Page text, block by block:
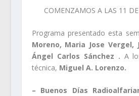
COMENZAMOS A LAS 11
Programa presentado esta
Moreno, Maria Jose Vergel,
Ángel Carlos Sánchez . A
técnica, Miguel A. Lorenzo.
– Buenos Días